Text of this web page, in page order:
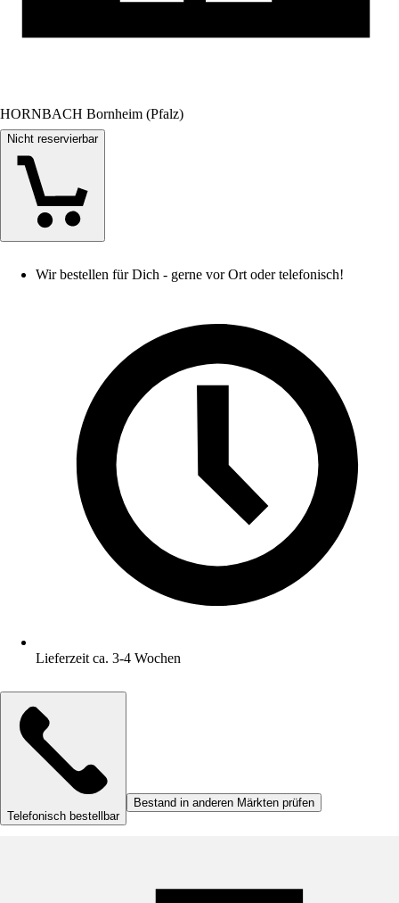
HORNBACH Bornheim (Pfalz)
Nicht reservierbar
Wir bestellen für Dich - gerne vor Ort oder telefonisch!
Lieferzeit ca. 3-4 Wochen
Telefonisch bestellbar
Bestand in anderen Märkten prüfen